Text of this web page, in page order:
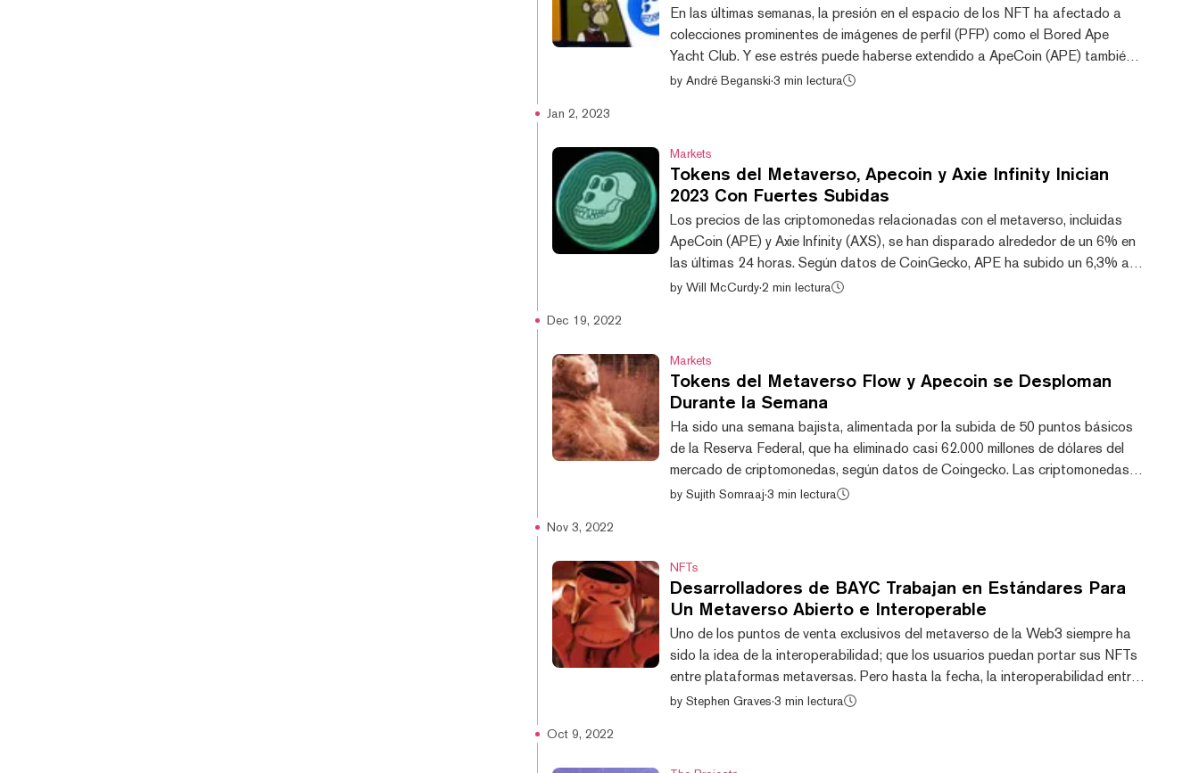
En las últimas semanas, la presión en el espacio de los NFT ha afectado a
colecciones prominentes de imágenes de perfil (PFP) como el Bored Ape
Yacht Club. Y ese estrés puede haberse extendido a ApeCoin (APE) también.
El token de criptomonedas asociado a la colección homónima de Yuga Labs
by André Beganski·3 min lectura
Jan 2, 2023
Markets
Tokens del Metaverso, Apecoin y Axie Infinity Inician
2023 Con Fuertes Subidas
Los precios de las criptomonedas relacionadas con el metaverso, incluidas
ApeCoin (APE) y Axie Infinity (AXS), se han disparado alrededor de un 6% en
las últimas 24 horas. Según datos de CoinGecko, APE ha subido un 6,3% a
3,88 $, AXS de Axie Infinity ha subido un 6,9% a 6,41 $, mientras que SAND
by Will McCurdy·2 min lectura
Dec 19, 2022
Markets
Tokens del Metaverso Flow y Apecoin se Desploman
Durante la Semana
Ha sido una semana bajista, alimentada por la subida de 50 puntos básicos
de la Reserva Federal, que ha eliminado casi 62.000 millones de dólares del
mercado de criptomonedas, según datos de Coingecko. Las criptomonedas
relacionadas con el metaverso y NFTno han sido una excepción. Las
by Sujith Somraaj·3 min lectura
Nov 3, 2022
NFTs
Desarrolladores de BAYC Trabajan en Estándares Para
Un Metaverso Abierto e Interoperable
Uno de los puntos de venta exclusivos del metaverso de la Web3 siempre ha
sido la idea de la interoperabilidad; que los usuarios puedan portar sus NFTs
entre plataformas metaversas. Pero hasta la fecha, la interoperabilidad entre
plataformas metaversas ha sido muy limitada. Esto podría cambiar, ya que el
by Stephen Graves·3 min lectura
Oct 9, 2022